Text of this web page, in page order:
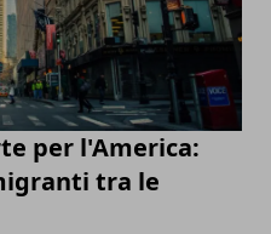
per l'America:
tra le